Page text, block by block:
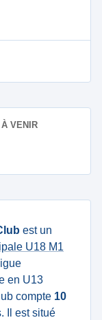
À VENIR
est un
U18 M1
en U13
compte 10
Il est situé